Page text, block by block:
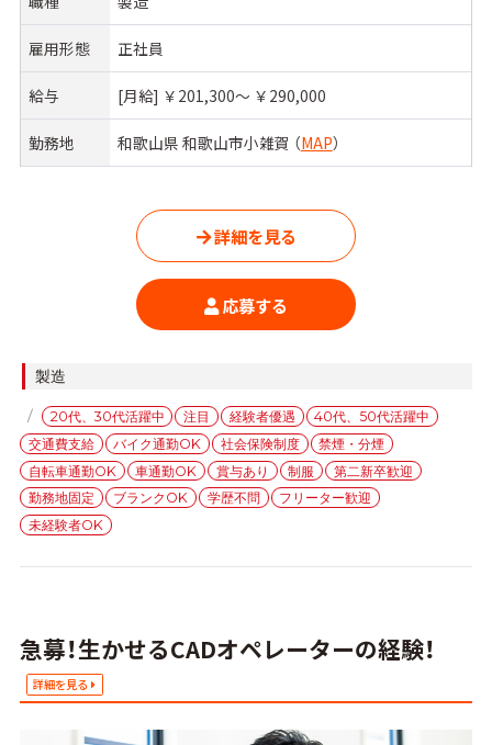
雇用形態 正社員
給与 [月給] ￥201,300〜 ￥290,000
勤務地 和歌山県 和歌山市小雑賀 （MAP）
詳細を見る
応募する
ゴ
リ
ー
製造
タ
グ
20代、30代活躍中 注目 経験者優遇
40代、50代活躍中
交通費支給
バイク通勤OK 社会保険制度
禁煙・分煙
自転車通勤OK
車通勤OK 賞与あり 制服
第二新卒歓迎
勤務地固定
ブランクOK 学歴不問
フリーター歓迎
未経験者OK
急募！生かせるCADオペレーターの経験！
詳細を見る